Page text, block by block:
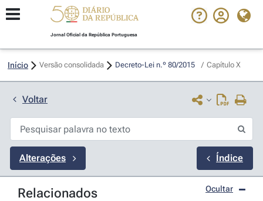
Jornal Oficial da República Portuguesa
Início Versão consolidada Decreto-Lei n.º 80/2015 / Capítulo X
Voltar
Alterações Índice
Relacionados Ocultar